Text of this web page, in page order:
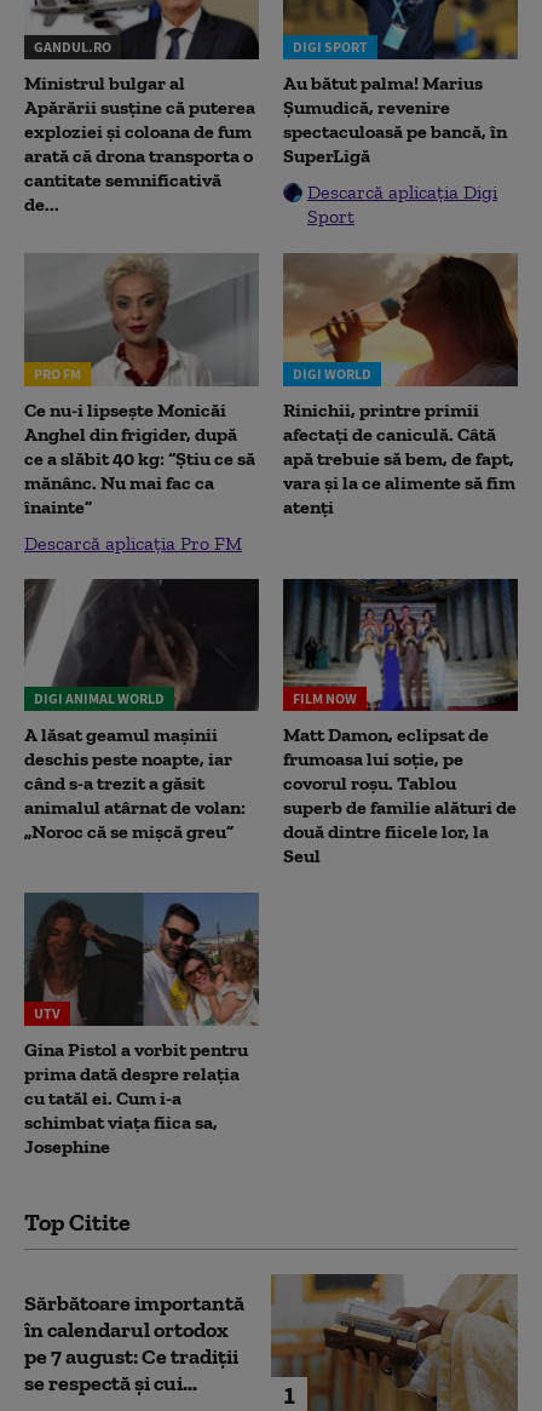
GANDUL.RO
Ministrul bulgar al
Apărării susține că puterea
exploziei și coloana de fum
arată că drona transporta o
cantitate semnificativă
de...
DIGI SPORT
Au bătut palma! Marius
Șumudică, revenire
spectaculoasă pe bancă, în
SuperLigă
Descarcă aplicația Digi
Sport
PRO FM
Ce nu-i lipsește Monicăi
Anghel din frigider, după
ce a slăbit 40 kg: “Știu ce să
mănânc. Nu mai fac ca
înainte”
Descarcă aplicația Pro FM
DIGI WORLD
Rinichii, printre primii
afectați de caniculă. Câtă
apă trebuie să bem, de fapt,
vara și la ce alimente să fim
atenți
DIGI ANIMAL WORLD
A lăsat geamul mașinii
deschis peste noapte, iar
când s-a trezit a găsit
animalul atârnat de volan:
„Noroc că se mișcă greu”
FILM NOW
Matt Damon, eclipsat de
frumoasa lui soție, pe
covorul roșu. Tablou
superb de familie alături de
două dintre fiicele lor, la
Seul
UTV
Gina Pistol a vorbit pentru
prima dată despre relația
cu tatăl ei. Cum i-a
schimbat viața fiica sa,
Josephine
Top Citite
1
Sărbătoare importantă
în calendarul ortodox
pe 7 august: Ce tradiții
se respectă și cui...